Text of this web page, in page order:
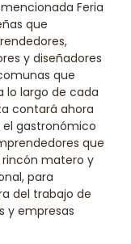
Feria
que
y diseñadores
que
lo largo de cada
contará ahora
gastronómico
que
matero y
para
del trabajo de
y empresas